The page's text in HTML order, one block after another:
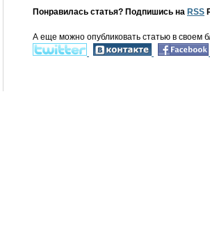
Понравилась статья? Подпишись на RSS
А еще можно опубликовать статью в своем